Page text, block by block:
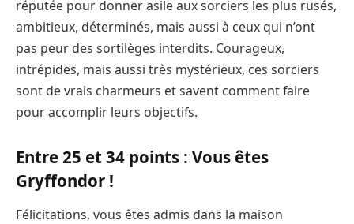
réputée pour donner asile aux sorciers les plus rusés,
ambitieux, déterminés, mais aussi à ceux qui n’ont
pas peur des sortilèges interdits. Courageux,
intrépides, mais aussi très mystérieux, ces sorciers
sont de vrais charmeurs et savent comment faire
pour accomplir leurs objectifs.
Entre 25 et 34 points : Vous êtes
Gryffondor !
Félicitations, vous êtes admis dans la maison